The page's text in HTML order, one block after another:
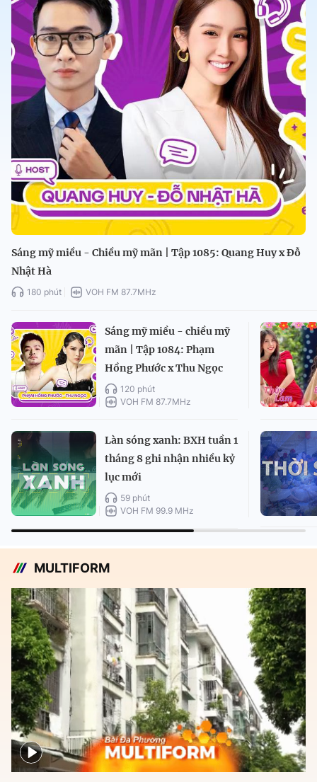
Sáng mỹ miều - Chiều mỹ mãn | Tập 1085: Quang Huy x Đỗ
Nhật Hà
180 phút VOH FM 87.7MHz
Sáng mỹ miều - chiều mỹ
mãn | Tập 1084: Phạm
Hồng Phước x Thu Ngọc
120 phút
VOH FM 87.7MHz
Làn sóng xanh: BXH tuần 1
tháng 8 ghi nhận nhiều kỷ
lục mới
59 phút
VOH FM 99.9 MHz
MULTIFORM